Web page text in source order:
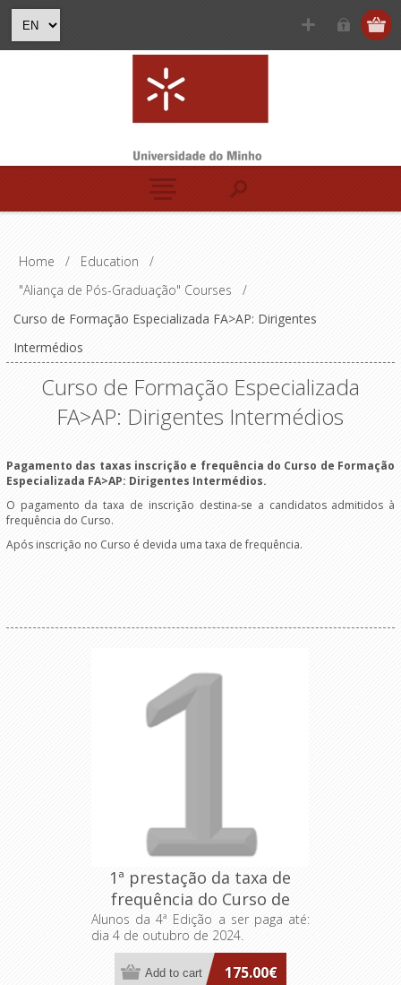
Home / Education
/
"Aliança de Pós-Graduação" Courses
/
Curso de Formação Especializada FA>AP: Dirigentes
Intermédios
Curso de Formação Especializada
FA>AP: Dirigentes Intermédios
Pagamento das taxas inscrição e frequência do Curso de Formação
Especializada FA>AP: Dirigentes Intermédios.
O pagamento da taxa de inscrição destina-se a candidatos admitidos à
frequência do Curso.
Após inscrição no Curso é devida uma taxa de frequência.
1ª prestação da taxa de
frequência do Curso de
Formação Especializada
FA>AP: Dirigentes
Intermédios
Alunos da 4ª Edição a ser paga até:
dia 4 de outubro de 2024.
175.00€